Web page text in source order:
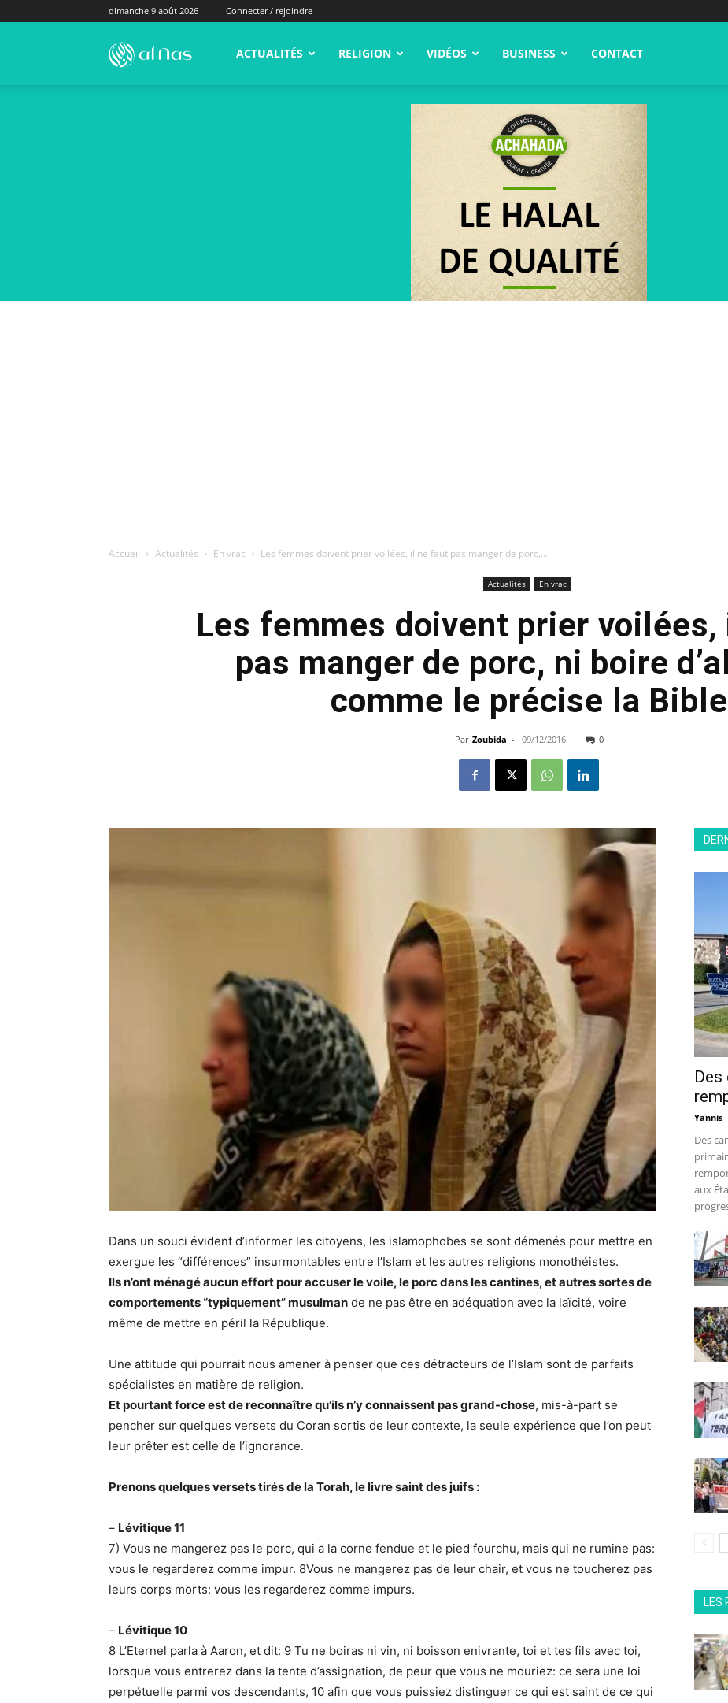
dimanche 9 août 2026 Connecter / rejoindre
alNas.fr ACTUALITÉS RELIGION VIDÉOS BUSINESS CONTACT
Accueil Actualités En vrac Les femmes doivent prier voilées, il ne faut pas manger de porc,...
Actualités En vrac
Les femmes doivent prier
pas manger de porc, ni boire
comme le précise la Bible
Par Zoubida - 09/12/2016 0
Dans un souci évident d’informer les citoyens, les islamophobes se sont démenés pour mettre en
exergue les “différences” insurmontables entre l’Islam et les autres religions monothéistes.
Ils n’ont ménagé aucun effort pour accuser le voile, le porc dans les cantines, et autres sortes de
comportements “typiquement” musulman de ne pas être en adéquation avec la laïcité, voire
même de mettre en péril la République.
Une attitude qui pourrait nous amener à penser que ces détracteurs de l’Islam sont de parfaits
spécialistes en matière de religion.
Et pourtant force est de reconnaître qu’ils n’y connaissent pas grand-chose, mis-à-part se
pencher sur quelques versets du Coran sortis de leur contexte, la seule expérience que l’on peut
leur prêter est celle de l’ignorance.
Prenons quelques versets tirés de la Torah, le livre saint des juifs :
– Lévitique 11
7) Vous ne mangerez pas le porc, qui a la corne fendue et le pied fourchu, mais qui ne rumine pas:
vous le regarderez comme impur. 8Vous ne mangerez pas de leur chair, et vous ne toucherez pas
leurs corps morts: vous les regarderez comme impurs.
– Lévitique 10
8 L’Eternel parla à Aaron, et dit: 9 Tu ne boiras ni vin, ni boisson enivrante, toi et tes fils avec toi,
lorsque vous entrerez dans la tente d’assignation, de peur que vous ne mouriez: ce sera une loi
perpétuelle parmi vos descendants, 10 afin que vous puissiez distinguer ce qui est saint de ce qui
Yannis -
Des
aux
LES